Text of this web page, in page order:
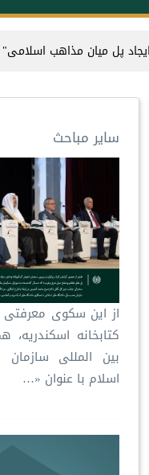
پل میان مذاهب اسلامی"
سایر مباحث
از این سکوی معرفتی
کتابخانه
بین المللی
اسلام با عنوان «…